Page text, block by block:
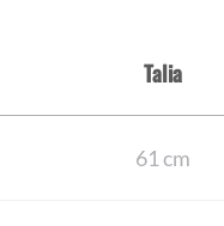
Talia
61 cm